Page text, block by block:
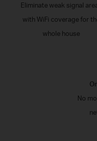
Eliminate weak signal
with WiFi coverage for
whole house
No